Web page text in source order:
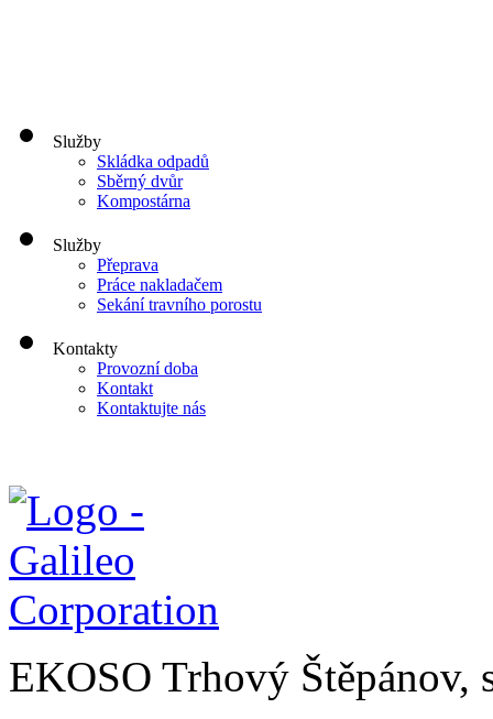
Služby
Skládka odpadů
Sběrný dvůr
Kompostárna
Služby
Přeprava
Práce nakladačem
Sekání travního porostu
Kontakty
Provozní doba
Kontakt
Kontaktujte nás
EKOSO Trhový Štěpánov,